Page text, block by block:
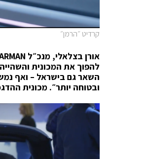
קרדיט ״הרמן״
אורן בצלאלי, מנכ״ל
להפוך את המכונית
השאר גם בישראל – ואף
ובטוחה יותר״. מכונית